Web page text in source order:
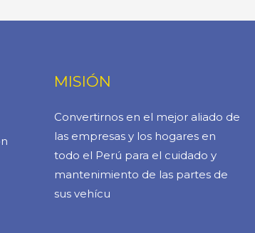
MISIÓN
Convertirnos en el mejor aliado de
las empresas y los hogares en
todo el Perú para el cuidado y
mantenimiento de las partes de
sus vehícu